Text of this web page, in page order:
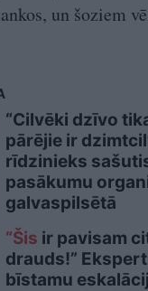
un šoziem
“Cilvēki dzīvo
pārējie ir
rīdzinieks
pasākumu
galvaspilsētā
“Šis ir pavisam
drauds!”
bīstamu